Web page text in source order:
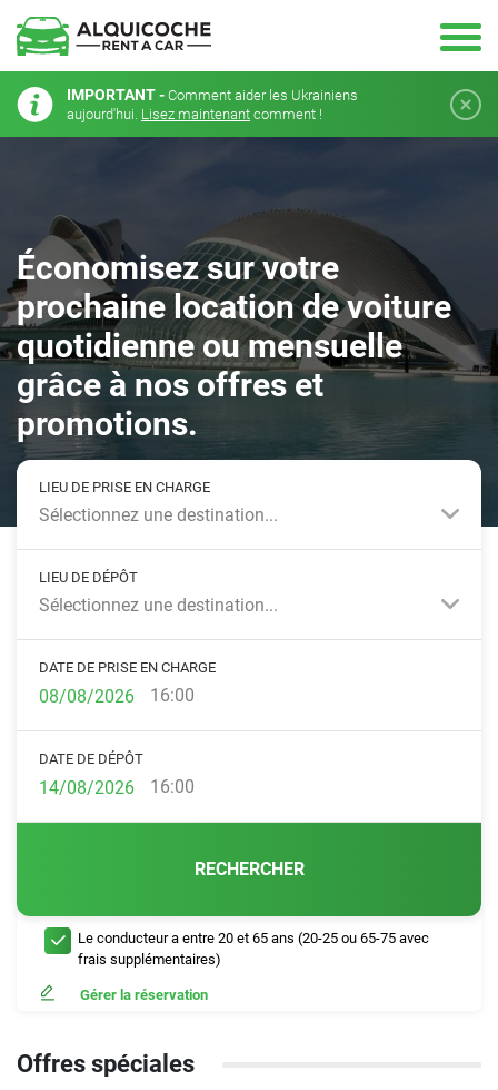
IMPORTANT - Comment aider les Ukrainiens
aujourd'hui. Lisez maintenant comment !
Économisez sur votre
prochaine location de voiture
quotidienne ou mensuelle
grâce à nos offres et
promotions.
LIEU DE PRISE EN CHARGE
Sélectionnez une destination...
LIEU DE DÉPÔT
Sélectionnez une destination...
DATE DE PRISE EN CHARGE
16:00
DATE DE DÉPÔT
16:00
RECHERCHER
Le conducteur a entre 20 et 65 ans (20-25 ou 65-75 avec
frais supplémentaires)
Gérer la réservation
Offres spéciales